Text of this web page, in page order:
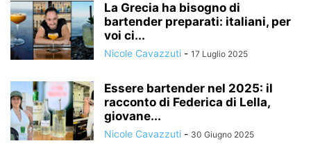
La Grecia ha bisogno di
bartender preparati: italiani, per
voi ci...
Nicole Cavazzuti - 17 Luglio 2025
Essere bartender nel 2025: il
racconto di Federica di Lella,
giovane...
Nicole Cavazzuti - 30 Giugno 2025